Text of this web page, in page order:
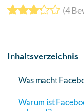
(4
Inhaltsverzeichnis
Was macht
Warum ist